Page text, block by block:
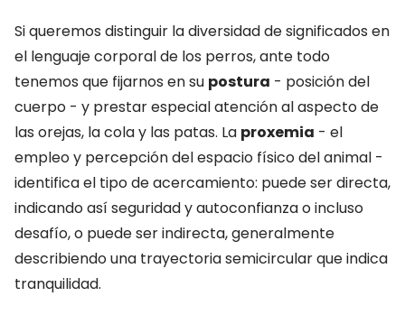
Si queremos distinguir la diversidad de significados en
el lenguaje corporal de los perros, ante todo
tenemos que fijarnos en su postura - posición del
cuerpo - y prestar especial atención al aspecto de
las orejas, la cola y las patas. La proxemia - el
empleo y percepción del espacio físico del animal -
identifica el tipo de acercamiento: puede ser directa,
indicando así seguridad y autoconfianza o incluso
desafío, o puede ser indirecta, generalmente
describiendo una trayectoria semicircular que indica
tranquilidad.